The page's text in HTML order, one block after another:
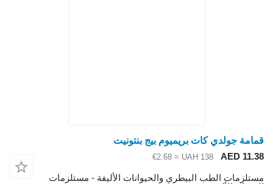
جولدي كات بريميوم بيج بنتونيت
AED
UAH 138
≈ €2.68
الطب البيطري والحيوانات الأليفة - مستلزمات